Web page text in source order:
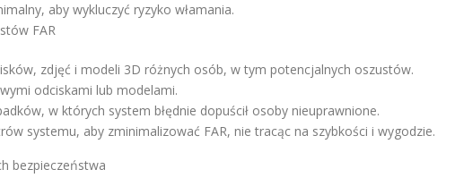
aby wykluczyć ryzyko włamania.
FAR
zdjęć i modeli 3D różnych osób, w tym potencjalnych oszustów.
odciskami lub modelami.
w których system błędnie dopuścił osoby nieuprawnione.
systemu, aby zminimalizować FAR, nie tracąc na szybkości i wygodzie.
bezpieczeństwa